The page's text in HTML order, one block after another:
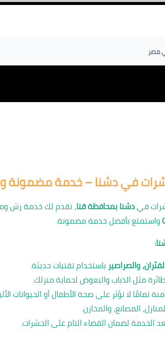
مصر
في دشنا – خدمة مضمونة
فيدشنا بمحافظة قنا، نقدم لك خدمة رش
واستمتع بأفضل خدمة مضمونة.
والصراصير باستخدام تقنيات حديثة.
مثل الذباب والبعوض لحماية منزلك.
تمامًا لا تؤثر على صحة الأطفال أو الحيوانات
المصانع، والمخازن.
الخدمة لضمان القضاء التام على الحشرات.